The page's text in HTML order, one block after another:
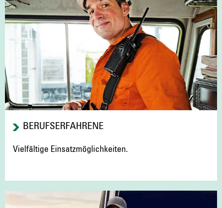
BERUFSERFAHRENE
Vielfältige Einsatzmöglichkeiten.